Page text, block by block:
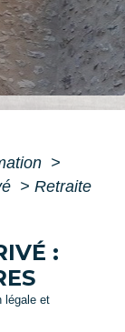
>
> Retraite
:
légale et